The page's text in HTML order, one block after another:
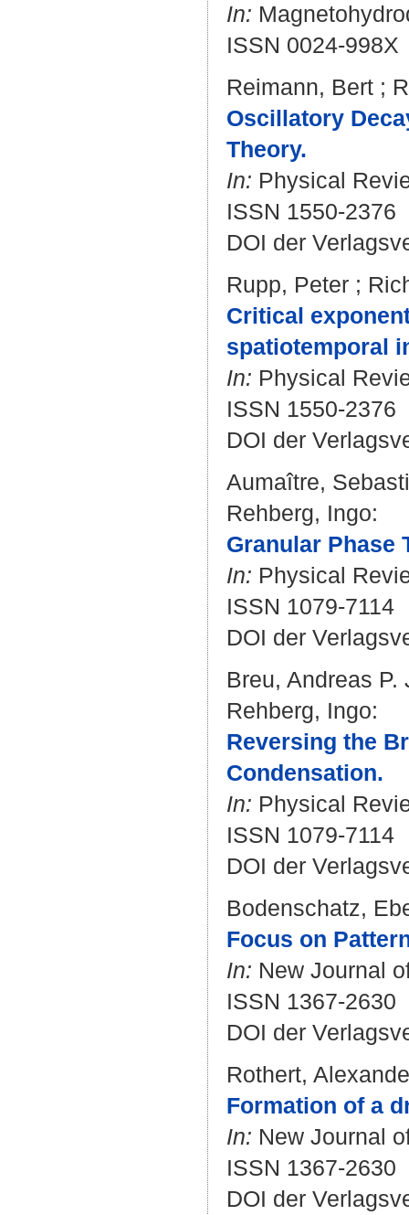
In:
ISSN 0024-998X
Reimann, Bert ;
Oscillatory
Theory.
In: Physical
ISSN 1550-2376
DOI der
Rupp, Peter ;
Critical
spatiotemporal
In: Physical
ISSN 1550-2376
DOI der
Aumaître,
Rehberg, Ingo:
Granular Phase
In: Physical
ISSN 1079-7114
DOI der
Breu, Andreas P.
Rehberg, Ingo:
Reversing the
Condensation.
In: Physical
ISSN 1079-7114
DOI der
Bodenschatz,
Focus on
In: New Journal
ISSN 1367-2630
DOI der
Rothert,
Formation of a
In: New Journal
ISSN 1367-2630
DOI der